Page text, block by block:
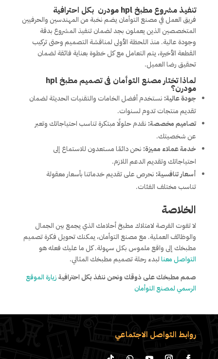
تنفيذ مشروع مطبخ hpl مودرن بكل احترافية
فريق العمل في مصنع التوأمان يضم نخبة من المهندسين والحرفيين
المتخصصين الذين يعملون بجد لضمان تنفيذ المشروع بدقة
وجودة عالية. منذ اللحظة الأولى لمناقشة التصميم وحتى تركيب
القطعة الأخيرة، يتم التعامل مع كل خطوة بعناية فائقة لضمان
تحقيق رضا العميل.
لماذا تختار مصنع التوأمان فى تصميم مطبخ hpl
مودرن؟
جودة عالية: نستخدم أفضل الخامات والتقنيات الحديثة لضمان
تقديم منتجات تدوم لسنوات.
تصاميم مخصصة: نقدم حلولًا مبتكرة تناسب احتياجاتك وتعبر
عن شخصيتك.
خدمة عملاء مميزة: نحن دائمًا مستعدون للاستماع إلى
احتياجاتك وتقديم الدعم اللازم.
أسعار تنافسية: نحرص على تقديم خدماتنا بأسعار معقولة
تناسب مختلف الفئات.
الخلاصة
لا تفوت الفرصة لامتلاك مطبخ أحلامك الذي يجمع بين الجمال
والوظائف العملية. مع مصنع التوأمان، يمكنك تحويل فكرة تصميم
مطبخك إلى واقع ملموس بكل سهولة. كل ما عليك فعله هو
التواصل معنالبدء رحلة تصميم مطبخك المثالي.
صمم مطبخك على ذوقك ونحن ننفذ بكل احترافيةزيارة الموقع
الرسمي لمصنع التوأمان
روابط التواصل الاجتماعي